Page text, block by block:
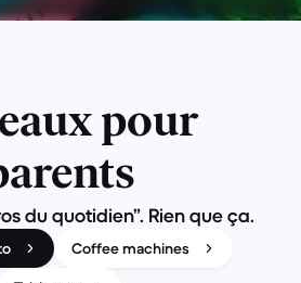
pour
du quotidien”. Rien que ça.
Coffee machines